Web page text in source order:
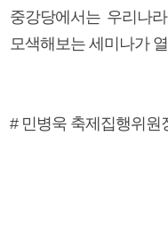
중강당에서는 우리나
모색해보는 세미나가
# 민병욱 축제집행위원